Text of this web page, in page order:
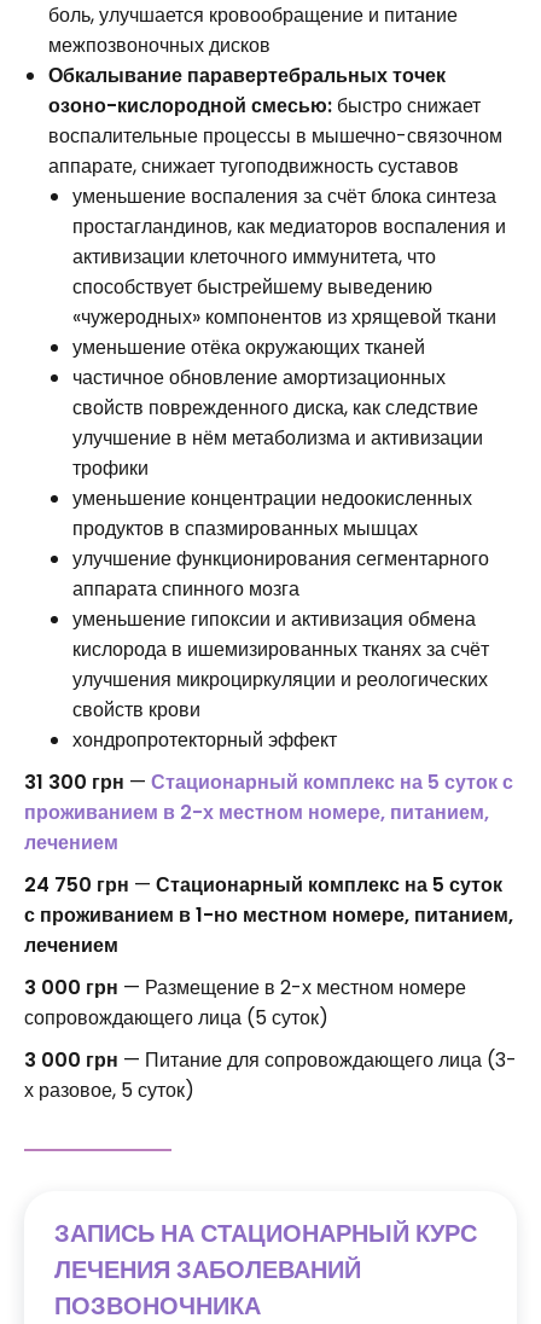
боль, улучшается кровообращение и питание
межпозвоночных дисков
Обкалывание паравертебральных точек
озоно-кислородной смесью: быстро снижает
воспалительные процессы в мышечно-связочном
аппарате, снижает тугоподвижность суставов
уменьшение воспаления за счёт блока синтеза
простагландинов, как медиаторов воспаления и
активизации клеточного иммунитета, что
способствует быстрейшему выведению
«чужеродных» компонентов из хрящевой ткани
уменьшение отёка окружающих тканей
частичное обновление амортизационных
свойств поврежденного диска, как следствие
улучшение в нём метаболизма и активизации
трофики
уменьшение концентрации недоокисленных
продуктов в спазмированных мышцах
улучшение функционирования сегментарного
аппарата спинного мозга
уменьшение гипоксии и активизация обмена
кислорода в ишемизированных тканях за счёт
улучшения микроциркуляции и реологических
свойств крови
хондропротекторный эффект
31 300 грн — Стационарный комплекс на 5 суток с
проживанием в 2-х местном номере, питанием,
лечением
24 750 грн — Стационарный комплекс на 5 суток
с проживанием в 1-но местном номере, питанием,
лечением
3 000 грн — Размещение в 2-х местном номере
сопровождающего лица (5 суток)
3 000 грн — Питание для сопровождающего лица (3-
х разовое, 5 суток)
ЗАПИСЬ НА СТАЦИОНАРНЫЙ КУРС
ЛЕЧЕНИЯ ЗАБОЛЕВАНИЙ
ПОЗВОНОЧНИКА